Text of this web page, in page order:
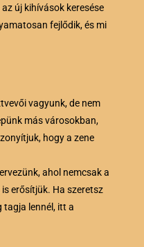
új kihívások keresése
fejlődik, és mi
vagyunk, de nem
más városokban,
hogy a zene
ahol nemcsak a
erősítjük. Ha szeretsz
tagja lennél, itt a